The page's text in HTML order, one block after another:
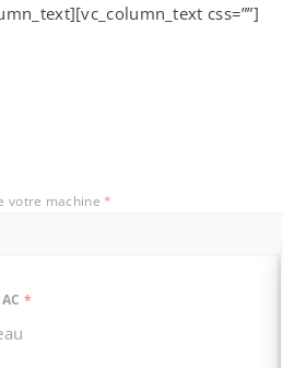
css=””]
votre machine*
*